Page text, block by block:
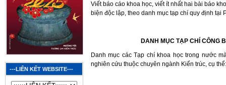
---LIÊN KẾT WEBSITE---
Viết báo cáo khoa học, viết ít nhất hai bài báo
biện độc lập, theo danh mục tạp chí quy định tại
DANH MỤC TẠP CHÍ CÔNG
Danh mục các Tạp chí khoa học trong nước
nghiên cứu thuộc chuyên ngành Kiến trúc, cụ thể: